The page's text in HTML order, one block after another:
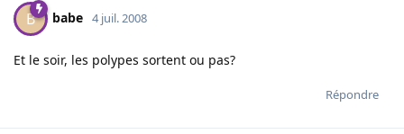
B babe 4 juil. 2008
Et le soir, les polypes sortent ou pas?
Répondre